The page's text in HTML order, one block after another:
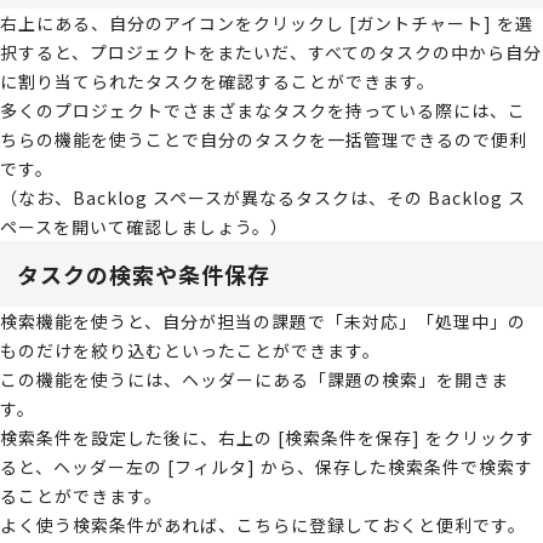
右上にある、自分のアイコンをクリックし [ガントチャート] を選
択すると、プロジェクトをまたいだ、すべてのタスクの中から自分
に割り当てられたタスクを確認することができます。
多くのプロジェクトでさまざまなタスクを持っている際には、こ
ちらの機能を使うことで自分のタスクを一括管理できるので便利
です。
（なお、Backlog スペースが異なるタスクは、その Backlog ス
ペースを開いて確認しましょう。）
タスクの検索や条件保存
検索機能を使うと、自分が担当の課題で「未対応」「処理中」の
ものだけを絞り込むといったことができます。
この機能を使うには、ヘッダーにある「課題の検索」を開きま
す。
検索条件を設定した後に、右上の [検索条件を保存] をクリックす
ると、ヘッダー左の [フィルタ] から、保存した検索条件で検索す
ることができます。
よく使う検索条件があれば、こちらに登録しておくと便利です。